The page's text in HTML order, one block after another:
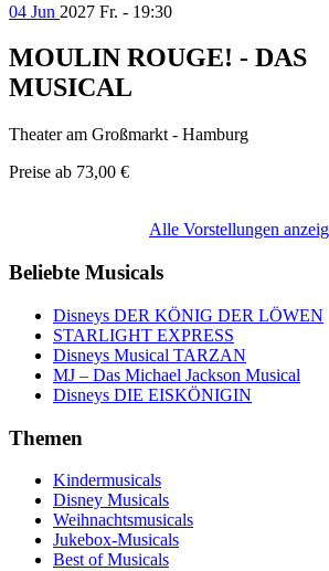
04 Jun 2027 Fr. - 19:30
MOULIN ROUGE! - DAS
MUSICAL
Theater am Großmarkt - Hamburg
Preise ab 73,00 €
Alle Vorstellungen
Beliebte Musicals
Disneys DER KÖNIG DER LÖWEN
STARLIGHT EXPRESS
Disneys Musical TARZAN
MJ – Das Michael Jackson Musical
Disneys DIE EISKÖNIGIN
Themen
Kindermusicals
Disney Musicals
Weihnachtsmusicals
Jukebox-Musicals
Best of Musicals